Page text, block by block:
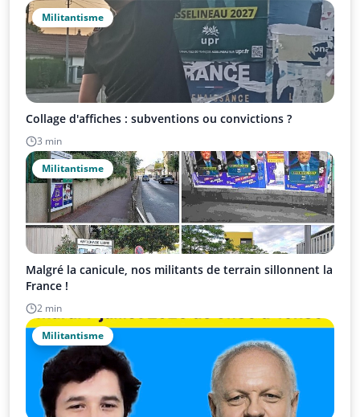
Militantisme
Collage d'affiches : subventions ou convictions ?
3 min
Militantisme
Malgré la canicule, nos militants de terrain sillonnent la
France !
2 min
Militantisme